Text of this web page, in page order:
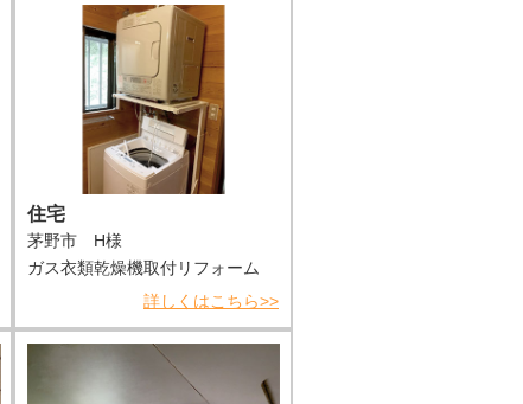
住宅
茅野市 H様
ガス衣類乾燥機取付リフォーム
詳しくはこちら>>